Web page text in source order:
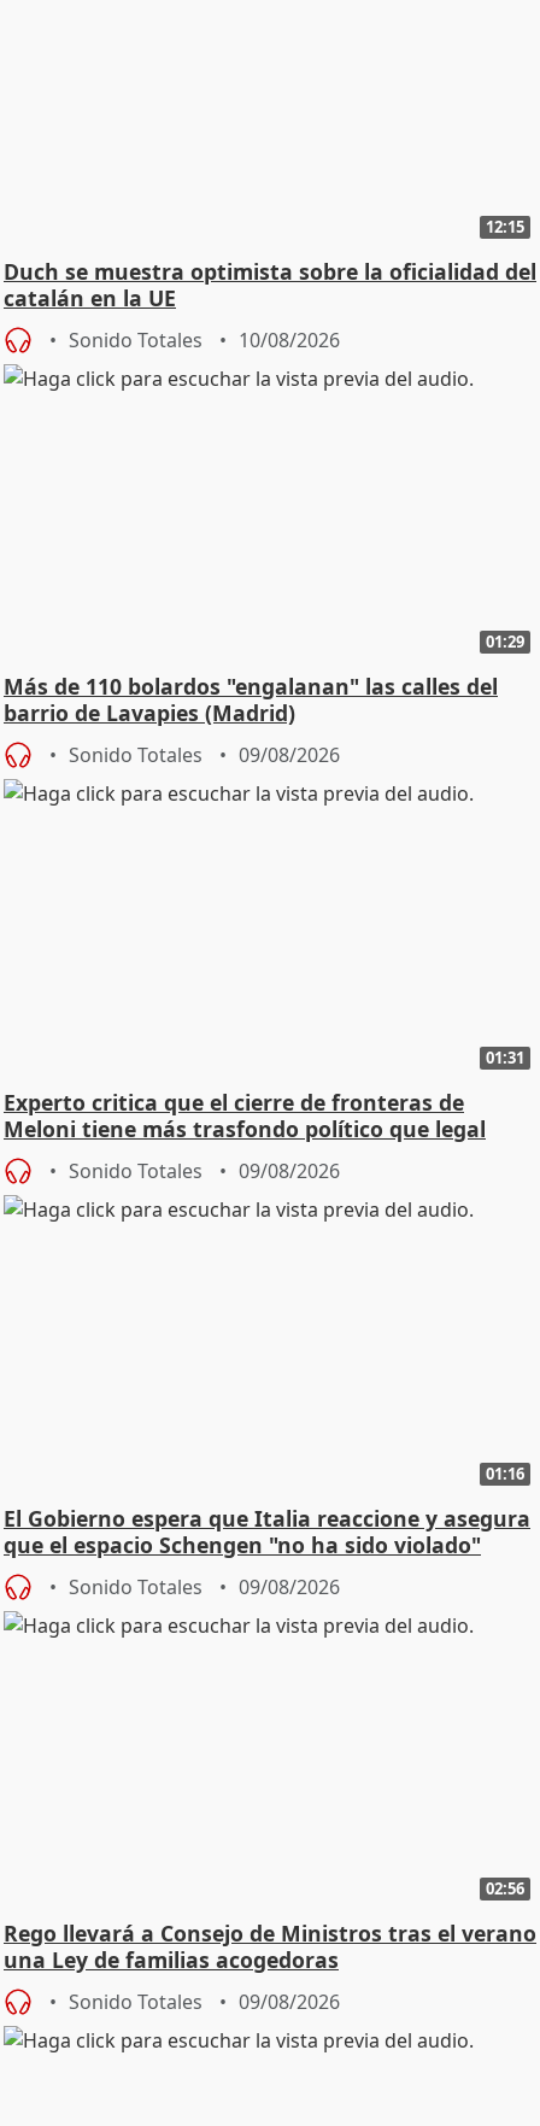
12:15
Duch se muestra optimista sobre la oficialidad del
catalán en la UE
Sonido Totales 10/08/2026
01:29
Más de 110 bolardos "engalanan" las calles del
barrio de Lavapies (Madrid)
Sonido Totales 09/08/2026
01:31
Experto critica que el cierre de fronteras de
Meloni tiene más trasfondo político que legal
Sonido Totales 09/08/2026
01:16
El Gobierno espera que Italia reaccione y asegura
que el espacio Schengen "no ha sido violado"
Sonido Totales 09/08/2026
02:56
Rego llevará a Consejo de Ministros tras el verano
una Ley de familias acogedoras
Sonido Totales 09/08/2026